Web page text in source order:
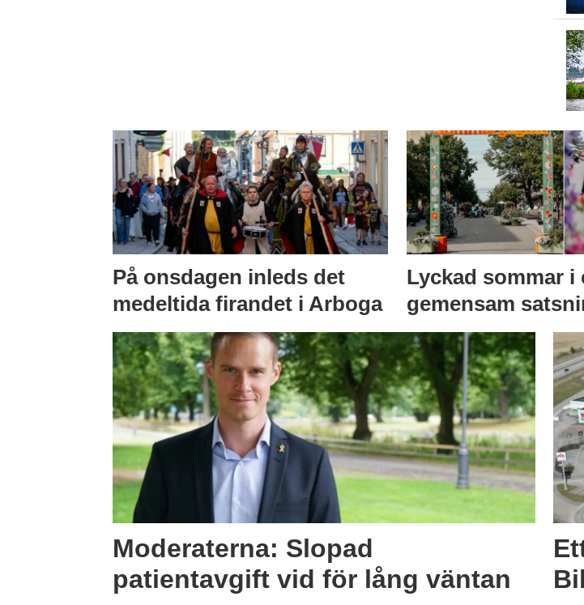
På onsdagen inleds det
medeltida firandet i Arboga
Lyckad sommar i
gemensam
Moderaterna: Slopad
patientavgift vid för lång väntan